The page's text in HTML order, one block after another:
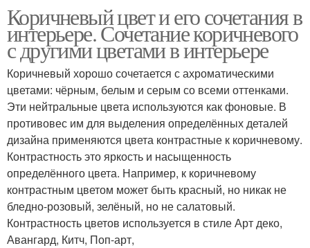
Коричневый цвет и его сочетания в
интерьере. Сочетание коричневого
с другими цветами в интерьере
Коричневый хорошо сочетается с ахроматическими
цветами: чёрным, белым и серым со всеми оттенками.
Эти нейтральные цвета используются как фоновые. В
противовес им для выделения определённых деталей
дизайна применяются цвета контрастные к коричневому.
Контрастность это яркость и насыщенность
определённого цвета. Например, к коричневому
контрастным цветом может быть красный, но никак не
бледно-розовый, зелёный, но не салатовый.
Контрастность цветов используется в стиле Арт деко,
Авангард, Китч, Поп-арт,